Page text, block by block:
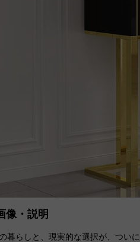
像・説明
暮らしと、現実的な選択が、つい